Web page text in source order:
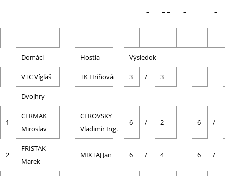
–
–
– – – – – –
– – – –
–
–
– – – – – – –
– – –
–
–
– – – –
–
–
–
Domáci Hostia Výsledok
VTC Vígľaš TK Hriňová 3 / 3
Dvojhry
1
CERMAK
Miroslav
CEROVSKY
Vladimir Ing.
6 / 2 6 /
2
FRISTAK
Marek
MIXTAJ Jan 6 / 4 6 /